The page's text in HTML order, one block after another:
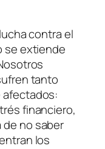
contra el
se extiende
tanto
financiero,
de no saber
los